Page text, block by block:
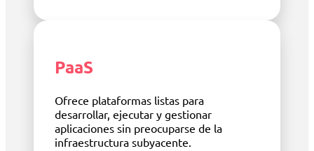
PaaS
Ofrece plataformas listas para
desarrollar, ejecutar y gestionar
aplicaciones sin preocuparse de la
infraestructura subyacente.